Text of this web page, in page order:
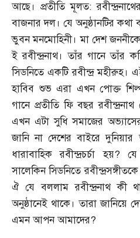
আছে। প্রতীতি মূলত:
বাজনার দল। যে অনুষ্ঠানটির কথা
ভুবন মনমোহিনী। মা দেশ
ই রবীন্দ্রনাথ। তাঁর গানে তাঁর
সিডনিতে একটি রবীন্দ্র মহীরুহ।
হাবিব শুভ এরা এখন পোক্ত
গানে প্রতীতি ফি বছর
এখন এটা সুধি সমাজের
জানি না দেশের বাইরে
ধারাবাহিক রবীন্দ্রচর্চা হয়?
সালেকিন সিডনিতে
ঐ যে বললাম রবীন্দ্রনাথ কী
অনুষ্ঠানেই থাকে। তারা জানিয়ে
এমন আপন আমাদের?